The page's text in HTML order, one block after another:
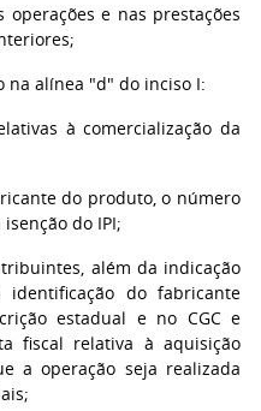
e nas prestações
na alínea "d" do inciso I:
à comercialização da
do produto, o número
do IPI;
além da indicação
do fabricante
estadual e no CGC e
fiscal relativa à aquisição
a operação seja realizada